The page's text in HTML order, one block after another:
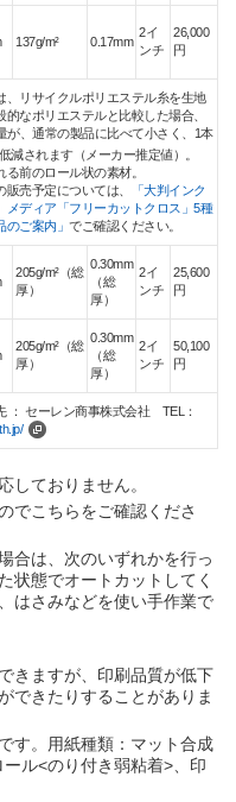
137g/m² 0.17mm
2イ
ンチ
26,000
円
、リサイクルポリエステル糸を生地
なポリエステルと比較した場合、
が、通常の製品に比べて小さく、1本
減されます（メーカー推定値）。
る前のロール状の素材。
売予定については、
「大判インク
メディア「フリーカットクロス」5種
ご案内」 でご確認ください。
205g/m²（総
厚）
0.30mm
（総
厚）
2イ
ンチ
25,600
円
205g/m²（総
厚）
0.30mm
（総
厚）
2イ
ンチ
50,100
円
： セーレン商事株式会社 TEL：
しておりません。
でこちらをご確認くださ
合は、次のいずれかを行っ
状態でオートカットしてく
はさみなどを使い手作業で
きますが、印刷品質が低下
できたりすることがありま
す。用紙種類：マット合成
ル<のり付き弱粘着>、印